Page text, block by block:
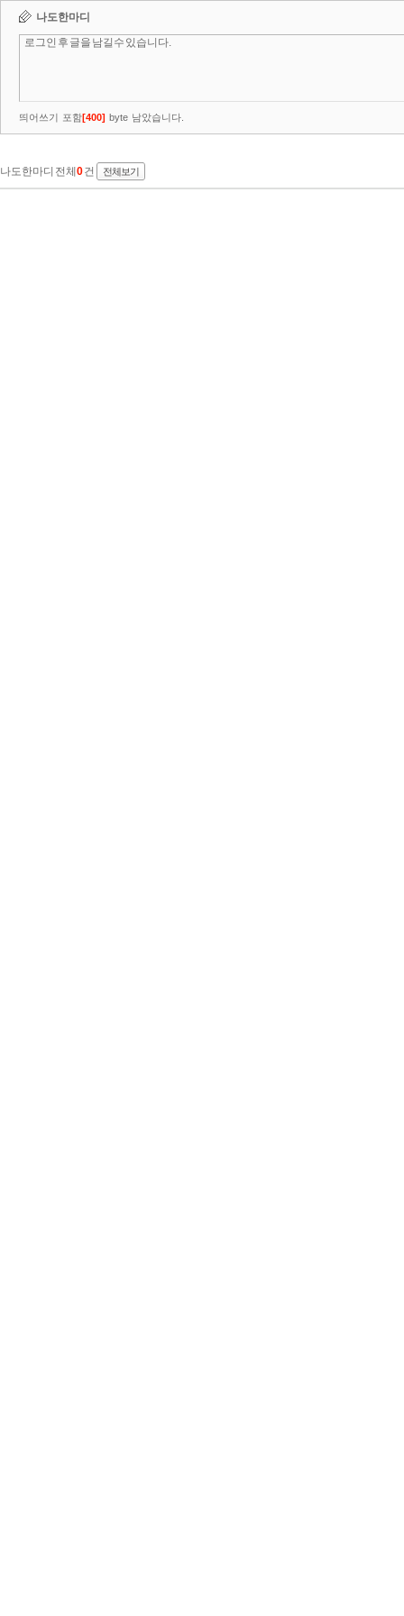
나도한마디
띄어쓰기 포함[400] byte 남았습니다.
나도한마디 전체 0건 전체보기